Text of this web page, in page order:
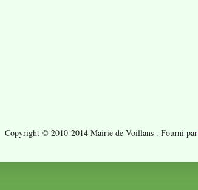
Copyright © 2010-2014 Mairie de Voillans . Fourni par